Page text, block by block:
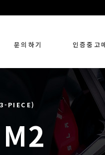
문의하기 인증중고
PIECE)